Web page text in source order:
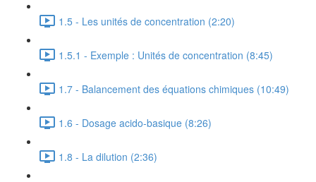
1.5 - Les unités de concentration (2:20)
1.5.1 - Exemple : Unités de concentration (8:45)
1.7 - Balancement des équations chimiques (10:49)
1.6 - Dosage acido-basique (8:26)
1.8 - La dilution (2:36)